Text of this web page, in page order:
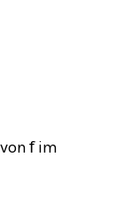
vonfim